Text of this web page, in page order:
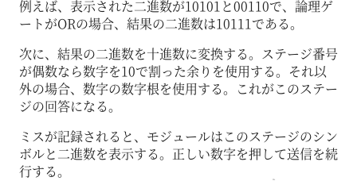
例えば、表示された二進数が10101と00110で、論理ゲ
ートがORの場合、結果の二進数は10111である。
次に、結果の二進数を十進数に変換する。ステージ番号
が偶数なら数字を10で割った余りを使用する。それ以
外の場合、数字の数字根を使用する。これがこのステー
ジの回答になる。
ミスが記録されると、モジュールはこのステージのシン
ボルと二進数を表示する。正しい数字を押して送信を続
行する。